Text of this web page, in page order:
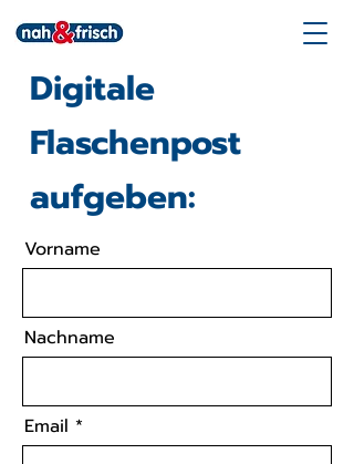
Digitale
Flaschenpost
aufgeben:
Vorname
Nachname
Email